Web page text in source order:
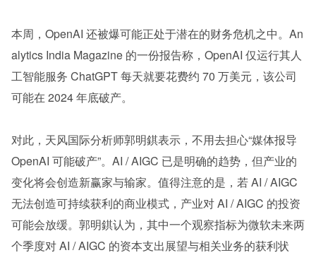
本周，OpenAI 还被爆可能正处于潜在的财务危机之中。An
alytics India Magazine 的一份报告称，OpenAI 仅运行其人
工智能服务 ChatGPT 每天就要花费约 70 万美元，该公司
可能在 2024 年底破产。
对此，天风国际分析师郭明錤表示，不用去担心“媒体报导
OpenAI 可能破产”。AI / AIGC 已是明确的趋势，但产业的
变化将会创造新赢家与输家。值得注意的是，若 AI / AIGC
无法创造可持续获利的商业模式，产业对 AI / AIGC 的投资
可能会放缓。郭明錤认为，其中一个观察指标为微软未来两
个季度对 AI / AIGC 的资本支出展望与相关业务的获利状